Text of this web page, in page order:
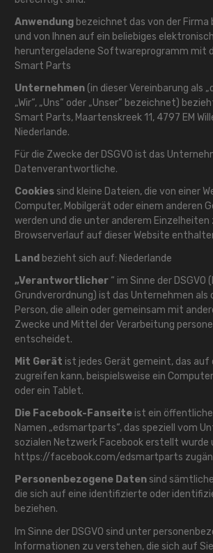
Anwendung bezeichnet das von der
und von Ihnen auf ein beliebiges
heruntergeladene Softwareprogramm mit
Smart Parts
Unternehmen (in dieser Vereinbarung als
„Wir“, „Uns“ oder „Unser“ bezeichnet)
Smart Parts, Maartenskreek 11, 4797 EM
Niederlande.
Für die Zwecke der DSGVO ist das
Datenverantwortliche.
Cookies sind kleine Dateien, die von einer
Computer, Mobilgerät oder einem anderen
werden und die unter anderem Einzelheiten
Browserverlauf auf dieser Website
Land bezieht sich auf: Niederlande
„Verantwortlicher “ im Sinne der
Grundverordnung) ist das Unternehmen als
Person, die allein oder gemeinsam mit
Zwecke und Mittel der Verarbeitung
entscheidet.
Mit Gerät ist jedes Gerät gemeint, das auf
zugreifen kann, beispielsweise ein
oder ein Tablet.
Die Facebook-Fanseite ist ein
Namen „edsmartparts“, das speziell vom
sozialen Netzwerk Facebook erstellt wurde
https://facebook.com/edsmartparts
Personenbezogene Daten sind
die sich auf eine identifizierte oder
beziehen.
Im Sinne der DSGVO sind unter
Informationen zu verstehen, die sich auf